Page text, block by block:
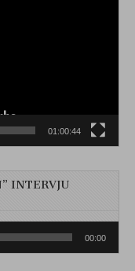
01:00:44
INTERVJU
00:00